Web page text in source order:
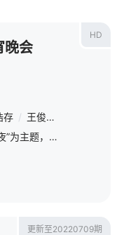
HD
晚会
存 / 王俊凯
今年的元宵晚会将以“花好月圆元宵夜”为主题，用歌曲、舞蹈、小品、相声、杂技、魔术、武术、戏曲、音乐剧等精彩纷呈的节目，传递中华儿女阖家团圆、其乐融融的家国情怀。
更新至20220709期